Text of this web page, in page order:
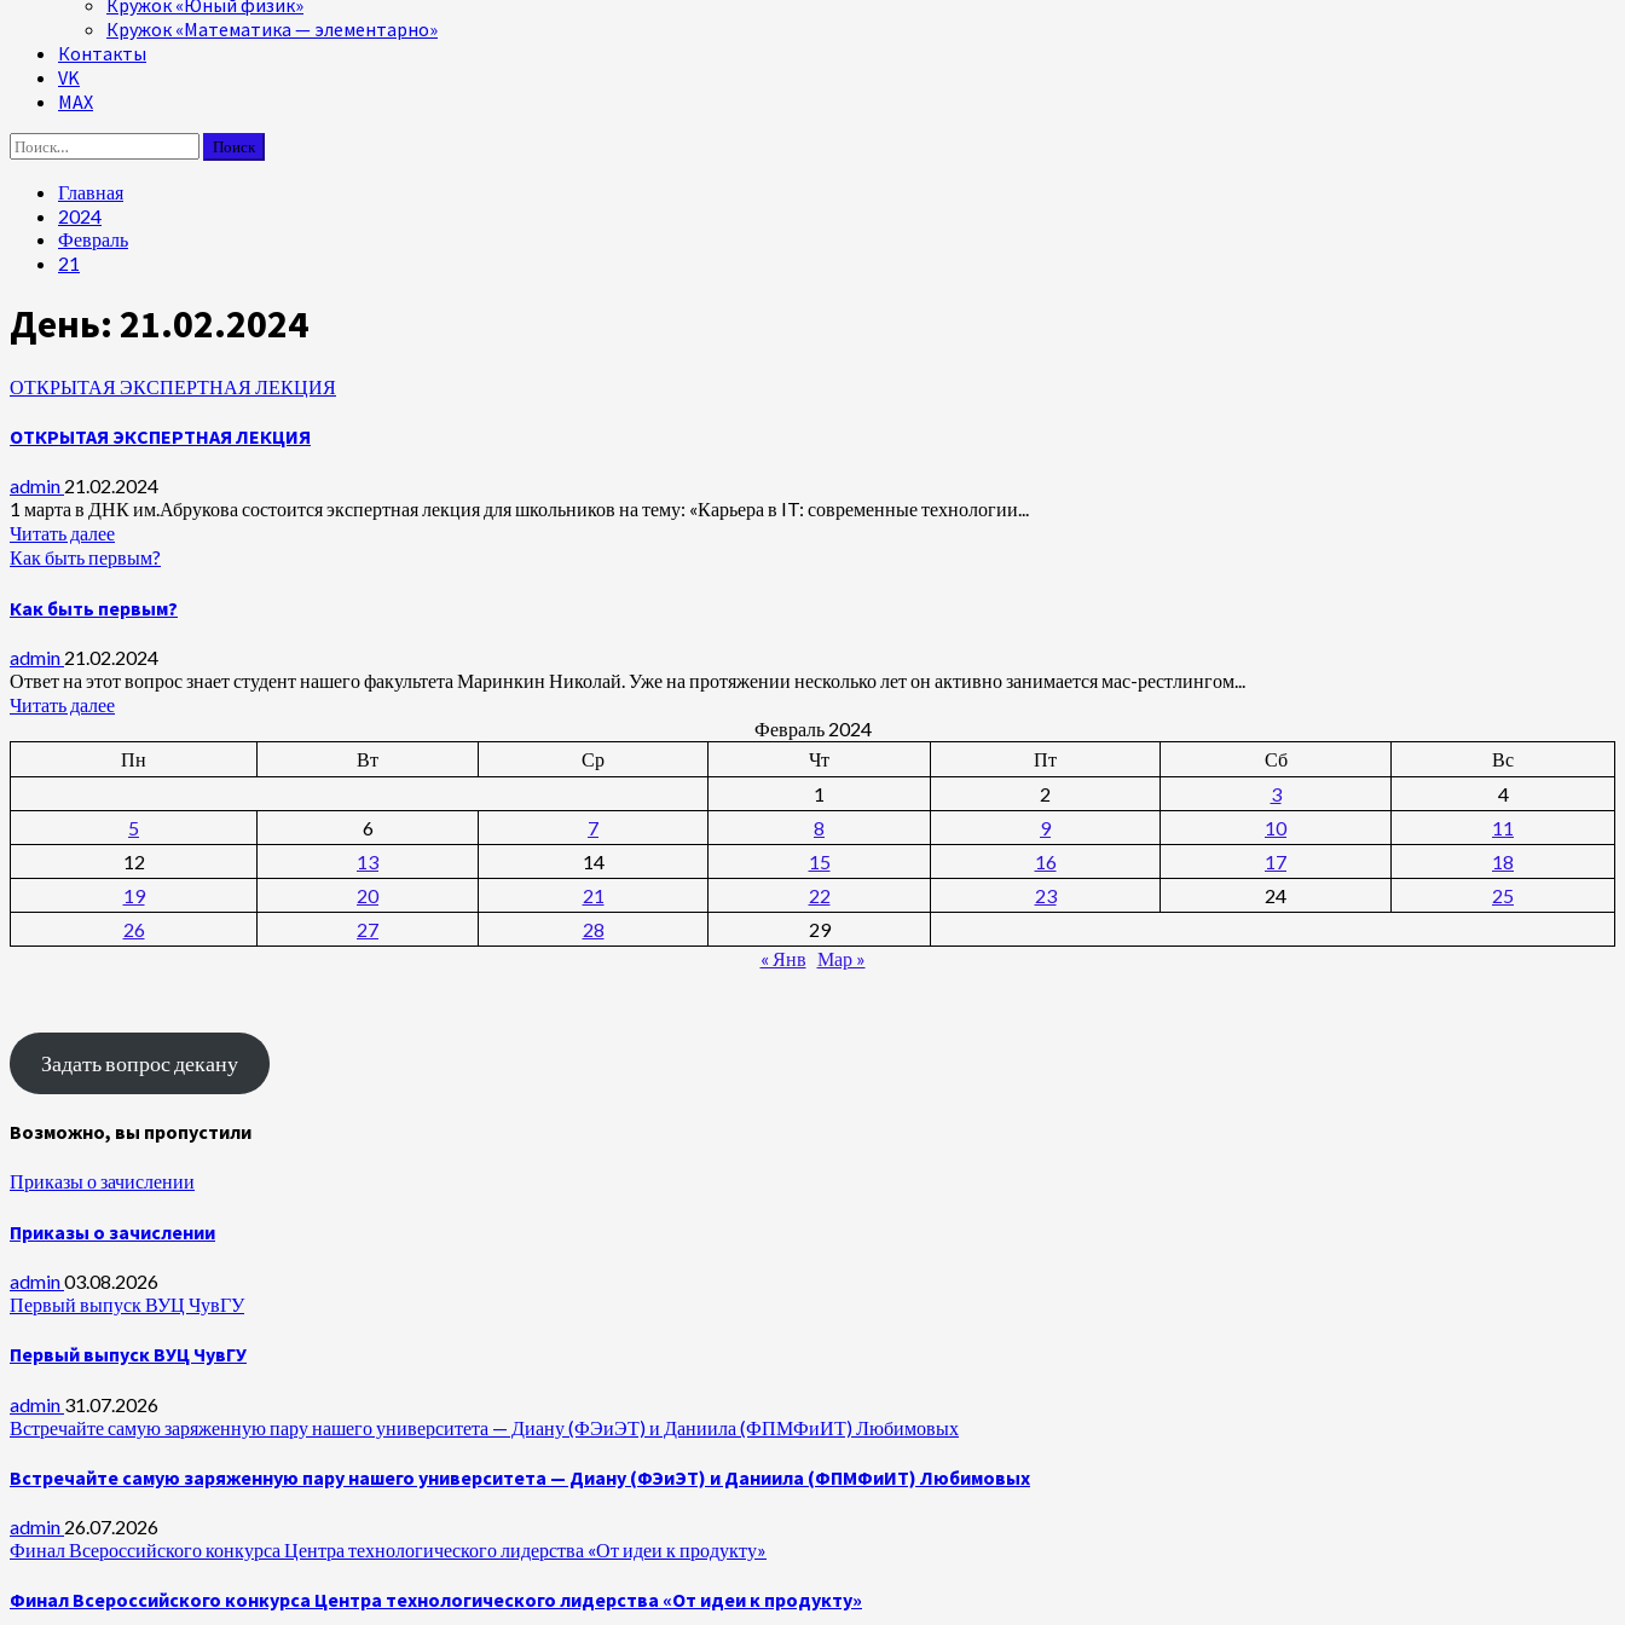
Кружок «Юный физик»
Кружок «Математика — элементарно»
Контакты
VK
MAX
Найти:
Главная
2024
Февраль
21
День: 21.02.2024
ОТКРЫТАЯ ЭКСПЕРТНАЯ ЛЕКЦИЯ
ОТКРЫТАЯ ЭКСПЕРТНАЯ ЛЕКЦИЯ
admin 21.02.2024
1 марта в ДНК им.Абрукова состоится экспертная лекция для школьников на тему: «Карьера в IT: современные технологии...
Читать далее
Как быть первым?
Как быть первым?
admin 21.02.2024
Ответ на этот вопрос знает студент нашего факультета Маринкин Николай. Уже на протяжении несколько лет он активно занимается мас-рестлингом...
Читать далее
Февраль 2024
Пн
Вт Ср Чт Пт Сб
Вс
1
2 3
4
5
6 7 8 9 10
11
12
13 14 15 16 17
18
19
20 21 22 23 24
25
26
27 28
29
« Янв Мар »
Задать вопрос декану
Возможно, вы пропустили
Приказы о зачислении
Приказы о зачислении
admin03.08.2026
Первый выпуск ВУЦ ЧувГУ
Первый выпуск ВУЦ ЧувГУ
admin 31.07.2026
Встречайте самую заряженную пару нашего университета — Диану (ФЭиЭТ) и Даниила (ФПМФиИТ) Любимовых
Встречайте самую заряженную пару нашего университета — Диану (ФЭиЭТ) и Даниила (ФПМФиИТ) Любимовых
admin 26.07.2026
Финал Всероссийского конкурса Центра технологического лидерства «От идеи к продукту»
Финал Всероссийского конкурса Центра технологического лидерства «От идеи к продукту»